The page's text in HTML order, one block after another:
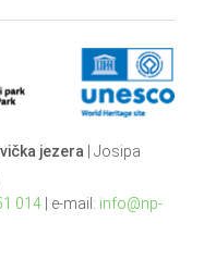
jezera | Josipa
014| e-mail: info@np-